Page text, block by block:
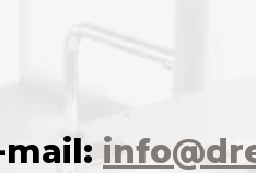
mail: